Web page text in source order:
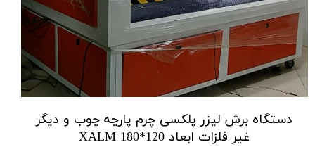
دستگاه برش لیزر پلکسی چرم پارچه چوب و دیگر
غیر فلزات ابعاد 120*180 XALM